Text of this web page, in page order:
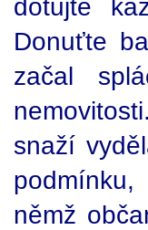
dotujte
Donuťte
začal
snaží
němž